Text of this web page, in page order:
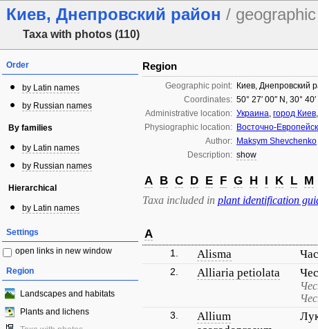
Киев, Днепровский район /
Taxa with photos (110)
Order
by Latin names
by Russian names
By families
by Latin names
by Russian names
Hierarchical
by Latin names
Settings
open links in new window
Region
Landscapes and habitats
Plants and lichens
Region
Geographic point: Киев, Днепровский
Coordinates: 50° 27′ 00″ N, 30°
Administrative location: Украина, город Киев,
Physiographic location: Восточно-
Author: Maksym Shevchenko
Description: show
A B C D E F G H I K L M
Taxa included in plant identification
A
1. Alisma
2.
Alliaria petiolata
3.
Allium